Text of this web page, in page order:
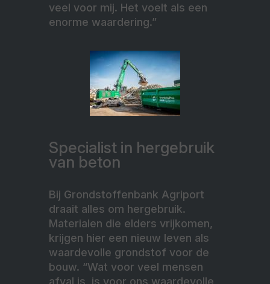
veel voor mij. Het voelt als een
enorme waardering.”
Specialist in hergebruik
van beton
Bij Grondstoffenbank Agriport
draait alles om hergebruik.
Materialen die elders vrijkomen,
krijgen hier een nieuw leven als
waardevolle grondstof voor de
bouw. “Wat voor veel mensen
afval is, is voor ons waardevolle